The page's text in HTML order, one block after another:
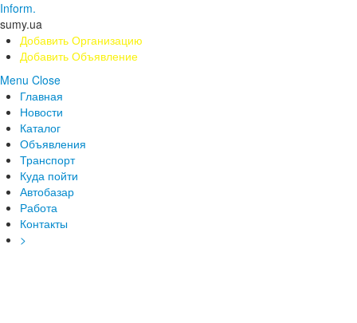
Inform.
sumy.ua
Добавить Организацию
Добавить Объявление
Menu Close
Главная
Новости
Каталог
Объявления
Транспорт
Куда пойти
Автобазар
Работа
Контакты
>